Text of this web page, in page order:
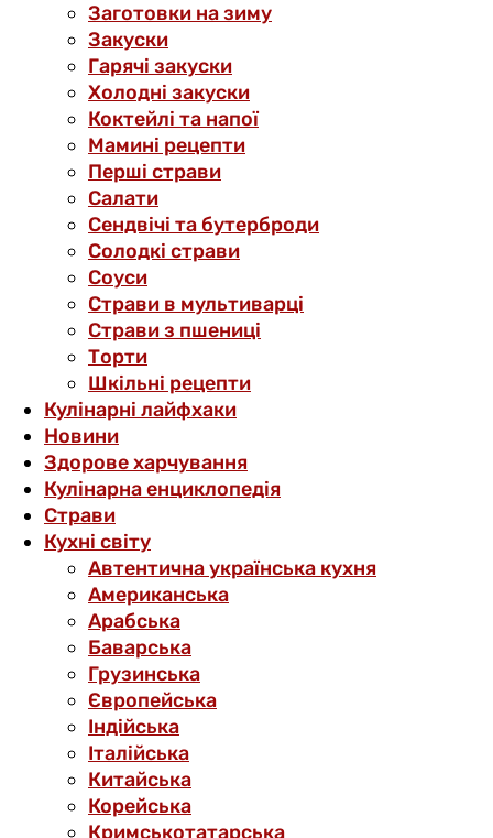
Заготовки на зиму
Закуски
Гарячі закуски
Холодні закуски
Коктейлі та напої
Мамині рецепти
Перші страви
Салати
Сендвічі та бутерброди
Солодкі страви
Соуси
Страви в мультиварці
Страви з пшениці
Торти
Шкільні рецепти
Кулінарні лайфхаки
Новини
Здорове харчування
Кулінарна енциклопедія
Страви
Кухні світу
Автентична українська кухня
Американська
Арабська
Баварська
Грузинська
Європейська
Індійська
Італійська
Китайська
Корейська
Кримськотатарська